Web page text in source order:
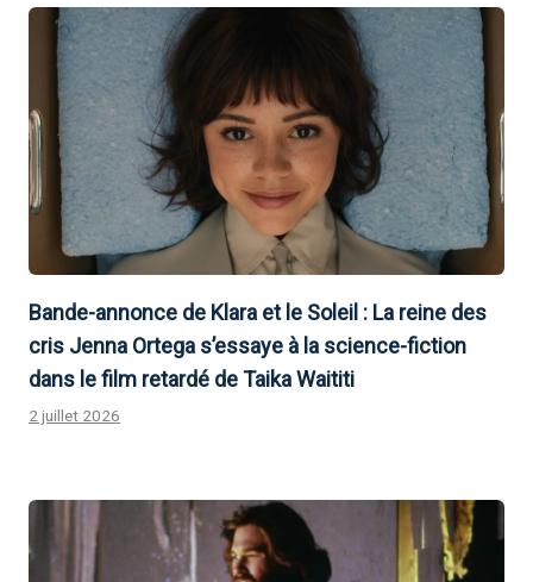
Bande-annonce de Klara et le Soleil : La reine des
cris Jenna Ortega s’essaye à la science-fiction
dans le film retardé de Taika Waititi
2 juillet 2026